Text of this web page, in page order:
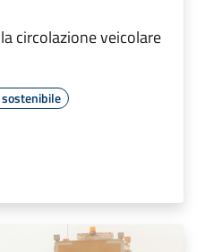
circolazione veicolare